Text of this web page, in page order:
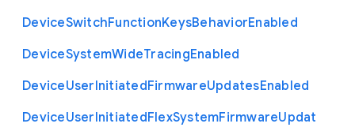
DeviceSwitchFunctionKeysBehaviorEnabled
DeviceSystemWideTracingEnabled
DeviceUserInitiatedFirmwareUpdatesEnabled
DeviceUserInitiatedFlexSystemFirmwareUpdat